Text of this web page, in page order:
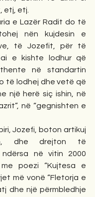
etj, etj.
e Lazër Radit do të
nën kujdesin e
të Jozefit, për të
e kishte lodhur që
në standartin
të lodhej dhe vetë që
një herë siç ishin, në
në “gegnishten e
Jozefi, boton artikuj
dhe drejton të
ndërsa në vitin 2000
me poezi “Kujtesa e
më vonë “Fletorja e
dhe një përmbledhje